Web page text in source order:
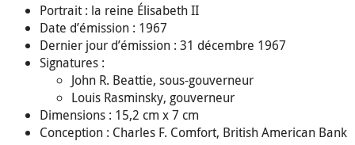
Portrait : la reine Élisabeth II
Date d’émission : 1967
Dernier jour d’émission : 31 décembre 1967
Signatures :
John R. Beattie, sous-gouverneur
Louis Rasminsky, gouverneur
Dimensions : 15,2 cm x 7 cm
Conception : Charles F. Comfort, British American Bank